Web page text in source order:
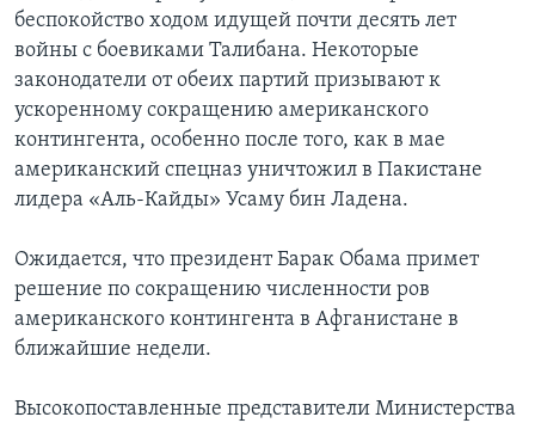
беспокойство ходом идущей почти десять лет
войны с боевиками Талибана. Некоторые
законодатели от обеих партий призывают к
ускоренному сокращению американского
контингента, особенно после того, как в мае
американский спецназ уничтожил в Пакистане
лидера «Аль-Кайды» Усаму бин Ладена.
Ожидается, что президент Барак Обама примет
решение по сокращению численности ров
американского контингента в Афганистане в
ближайшие недели.
Высокопоставленные представители Министерства